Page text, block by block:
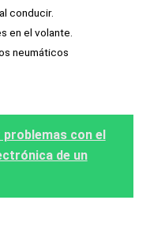
conducir.
en el volante.
neumáticos
con el
de un